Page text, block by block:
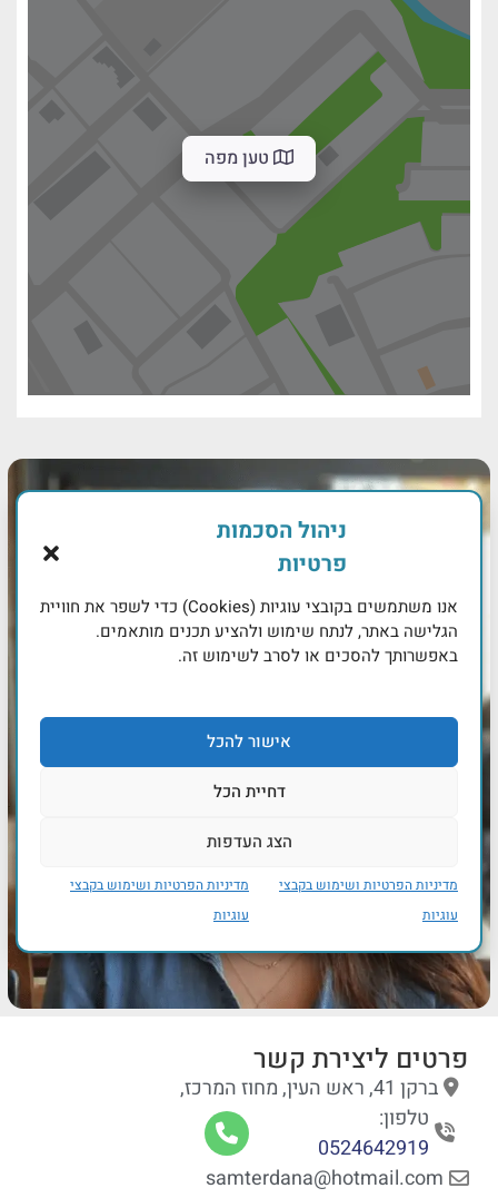
ניהול הסכמות
פרטיות
אנו משתמשים בקובצי עוגיות (Cookies) כדי לשפר את חוויית
הגלישה באתר, לנתח שימוש ולהציע תכנים מותאמים.
באפשרותך להסכים או לסרב לשימוש זה.
אישור להכל
דחיית הכל
הצג העדפות
מדיניות הפרטיות ושימוש בקבצי
עוגיות
מדיניות הפרטיות ושימוש בקבצי
עוגיות
טען מפה
פרטים ליצירת קשר
ברקן 41, ראש העין, מחוז המרכז,
טלפון:
0524642919
samterdana@hotmail.com